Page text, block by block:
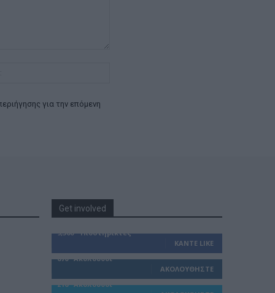
για την επόμενη
Get involved
9,500
Υποστηρικτές
ΚΆΝΤΕ LIKE
670
Ακόλουθοι
ΑΚΟΛΟΥΘΉΣΤΕ
216
Ακόλουθοι